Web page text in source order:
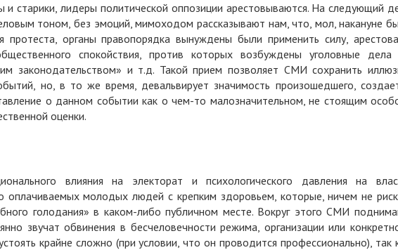
старики, лидеры политической оппозиции арестовываются. На следующий
тоном, без эмоций, мимоходом рассказывают нам, что, мол, накануне
протеста, органы правопорядка вынуждены были применить силу,
спокойствия, против которых возбуждены уголовные дела
законодательством» и т.д. Такой прием позволяет СМИ сохранить
но, в то же время, девальвирует значимость произошедшего,
о данном событии как о чем-то малозначительном, не стоящим
оценки.
влияния на электорат и психологического давления на
оплачиваемых молодых людей с крепким здоровьем, которые, ничем не
голодания» в каком-либо публичном месте. Вокруг этого СМИ
звучат обвинения в бесчеловечности режима, организации или
крайне сложно (при условии, что он проводится профессионально), так